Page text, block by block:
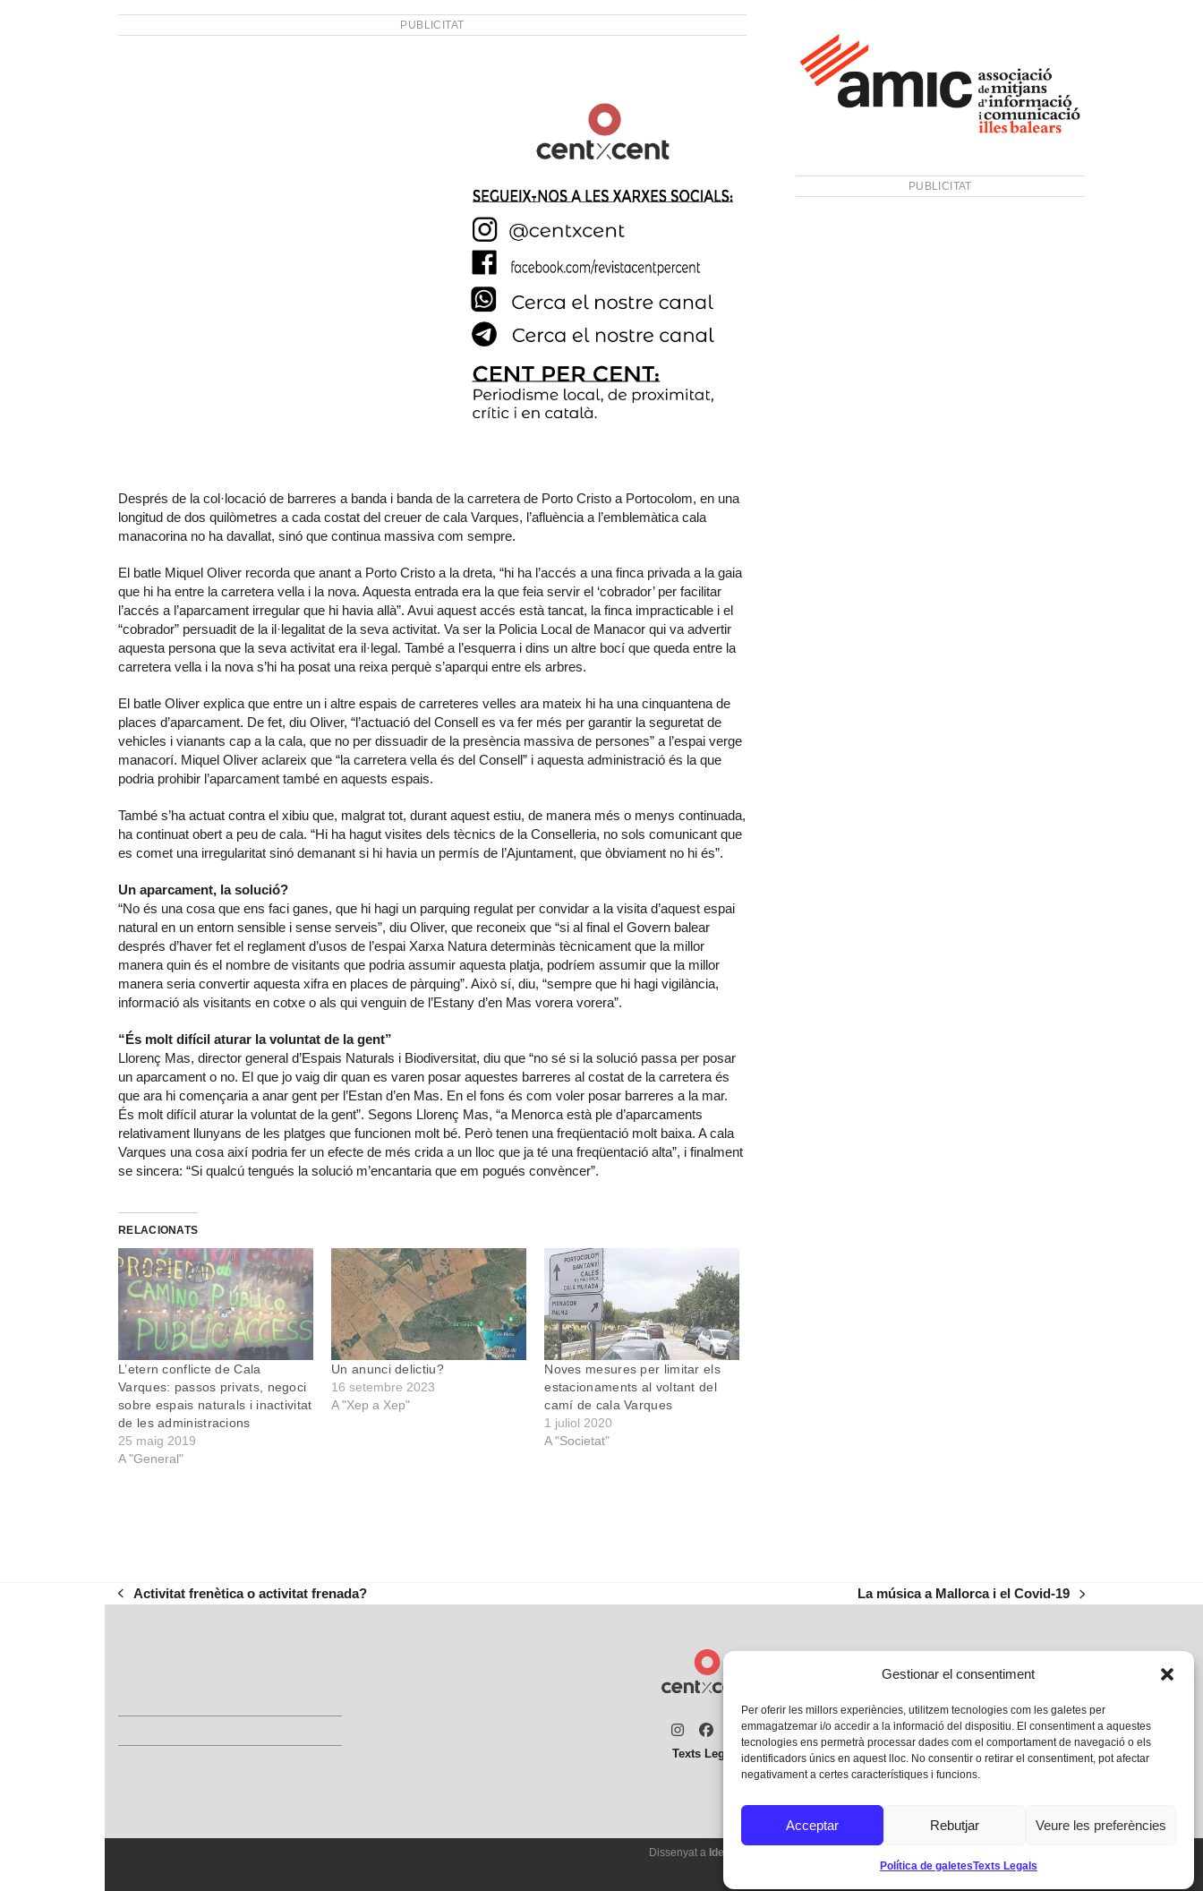
Gestionar el consentiment
Per oferir les millors experiències, utilitzem tecnologies com les galetes per
emmagatzemar i/o accedir a la informació del dispositiu. El consentiment a aquestes
tecnologies ens permetrà processar dades com el comportament de navegació o els
identificadors únics en aquest lloc. No consentir o retirar el consentiment, pot afectar
negativament a certes característiques i funcions.
Acceptar Rebutjar Veure les preferències
Política de galetesTexts Legals
PUBLICITAT
Després de la col·locació de barreres a banda i banda de la carretera de Porto Cristo a Portocolom, en una
longitud de dos quilòmetres a cada costat del creuer de cala Varques, l’afluència a l’emblemàtica cala
manacorina no ha davallat, sinó que continua massiva com sempre.
El batle Miquel Oliver recorda que anant a Porto Cristo a la dreta, “hi ha l’accés a una finca privada a la gaia
que hi ha entre la carretera vella i la nova. Aquesta entrada era la que feia servir el ‘cobrador’ per facilitar
l’accés a l’aparcament irregular que hi havia allà”. Avui aquest accés està tancat, la finca impracticable i el
“cobrador” persuadit de la il·legalitat de la seva activitat. Va ser la Policia Local de Manacor qui va advertir
aquesta persona que la seva activitat era il·legal. També a l’esquerra i dins un altre bocí que queda entre la
carretera vella i la nova s’hi ha posat una reixa perquè s’aparqui entre els arbres.
El batle Oliver explica que entre un i altre espais de carreteres velles ara mateix hi ha una cinquantena de
places d’aparcament. De fet, diu Oliver, “l’actuació del Consell es va fer més per garantir la seguretat de
vehicles i vianants cap a la cala, que no per dissuadir de la presència massiva de persones” a l’espai verge
manacorí. Miquel Oliver aclareix que “la carretera vella és del Consell” i aquesta administració és la que
podria prohibir l’aparcament també en aquests espais.
També s’ha actuat contra el xibiu que, malgrat tot, durant aquest estiu, de manera més o menys continuada,
ha continuat obert a peu de cala. “Hi ha hagut visites dels tècnics de la Conselleria, no sols comunicant que
es comet una irregularitat sinó demanant si hi havia un permís de l’Ajuntament, que òbviament no hi és”.
Un aparcament, la solució?
“No és una cosa que ens faci ganes, que hi hagi un parquing regulat per convidar a la visita d’aquest espai
natural en un entorn sensible i sense serveis”, diu Oliver, que reconeix que “si al final el Govern balear
després d’haver fet el reglament d’usos de l’espai Xarxa Natura determinàs tècnicament que la millor
manera quin és el nombre de visitants que podria assumir aquesta platja, podríem assumir que la millor
manera seria convertir aquesta xifra en places de pàrquing”. Això sí, diu, “sempre que hi hagi vigilància,
informació als visitants en cotxe o als qui venguin de l’Estany d’en Mas vorera vorera”.
“És molt difícil aturar la voluntat de la gent”
Llorenç Mas, director general d’Espais Naturals i Biodiversitat, diu que “no sé si la solució passa per posar
un aparcament o no. El que jo vaig dir quan es varen posar aquestes barreres al costat de la carretera és
que ara hi començaria a anar gent per l’Estan d’en Mas. En el fons és com voler posar barreres a la mar.
És molt difícil aturar la voluntat de la gent”. Segons Llorenç Mas, “a Menorca està ple d’aparcaments
relativament llunyans de les platges que funcionen molt bé. Però tenen una freqüentació molt baixa. A cala
Varques una cosa així podria fer un efecte de més crida a un lloc que ja té una freqüentació alta”, i finalment
se sincera: “Si qualcú tengués la solució m’encantaria que em pogués convèncer”.
RELACIONATS
L’etern conflicte de Cala
Varques: passos privats, negoci
sobre espais naturals i inactivitat
de les administracions
25 maig 2019
A "General"
Un anunci delictiu?
16 setembre 2023
A "Xep a Xep"
Noves mesures per limitar els
estacionaments al voltant del
camí de cala Varques
1 juliol 2020
A "Societat"
PUBLICITAT
previous
Activitat frenètica o activitat frenada?
next
La música a Mallorca i el Covid-19
Instagram
Facebook
Twitter
Texts Legals
Dissenyat a Ideograma